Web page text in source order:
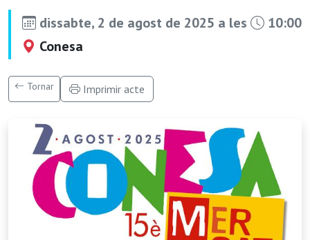
dissabte, 2 de agost de 2025 a les
10:00
Conesa
Tornar Imprimir acte